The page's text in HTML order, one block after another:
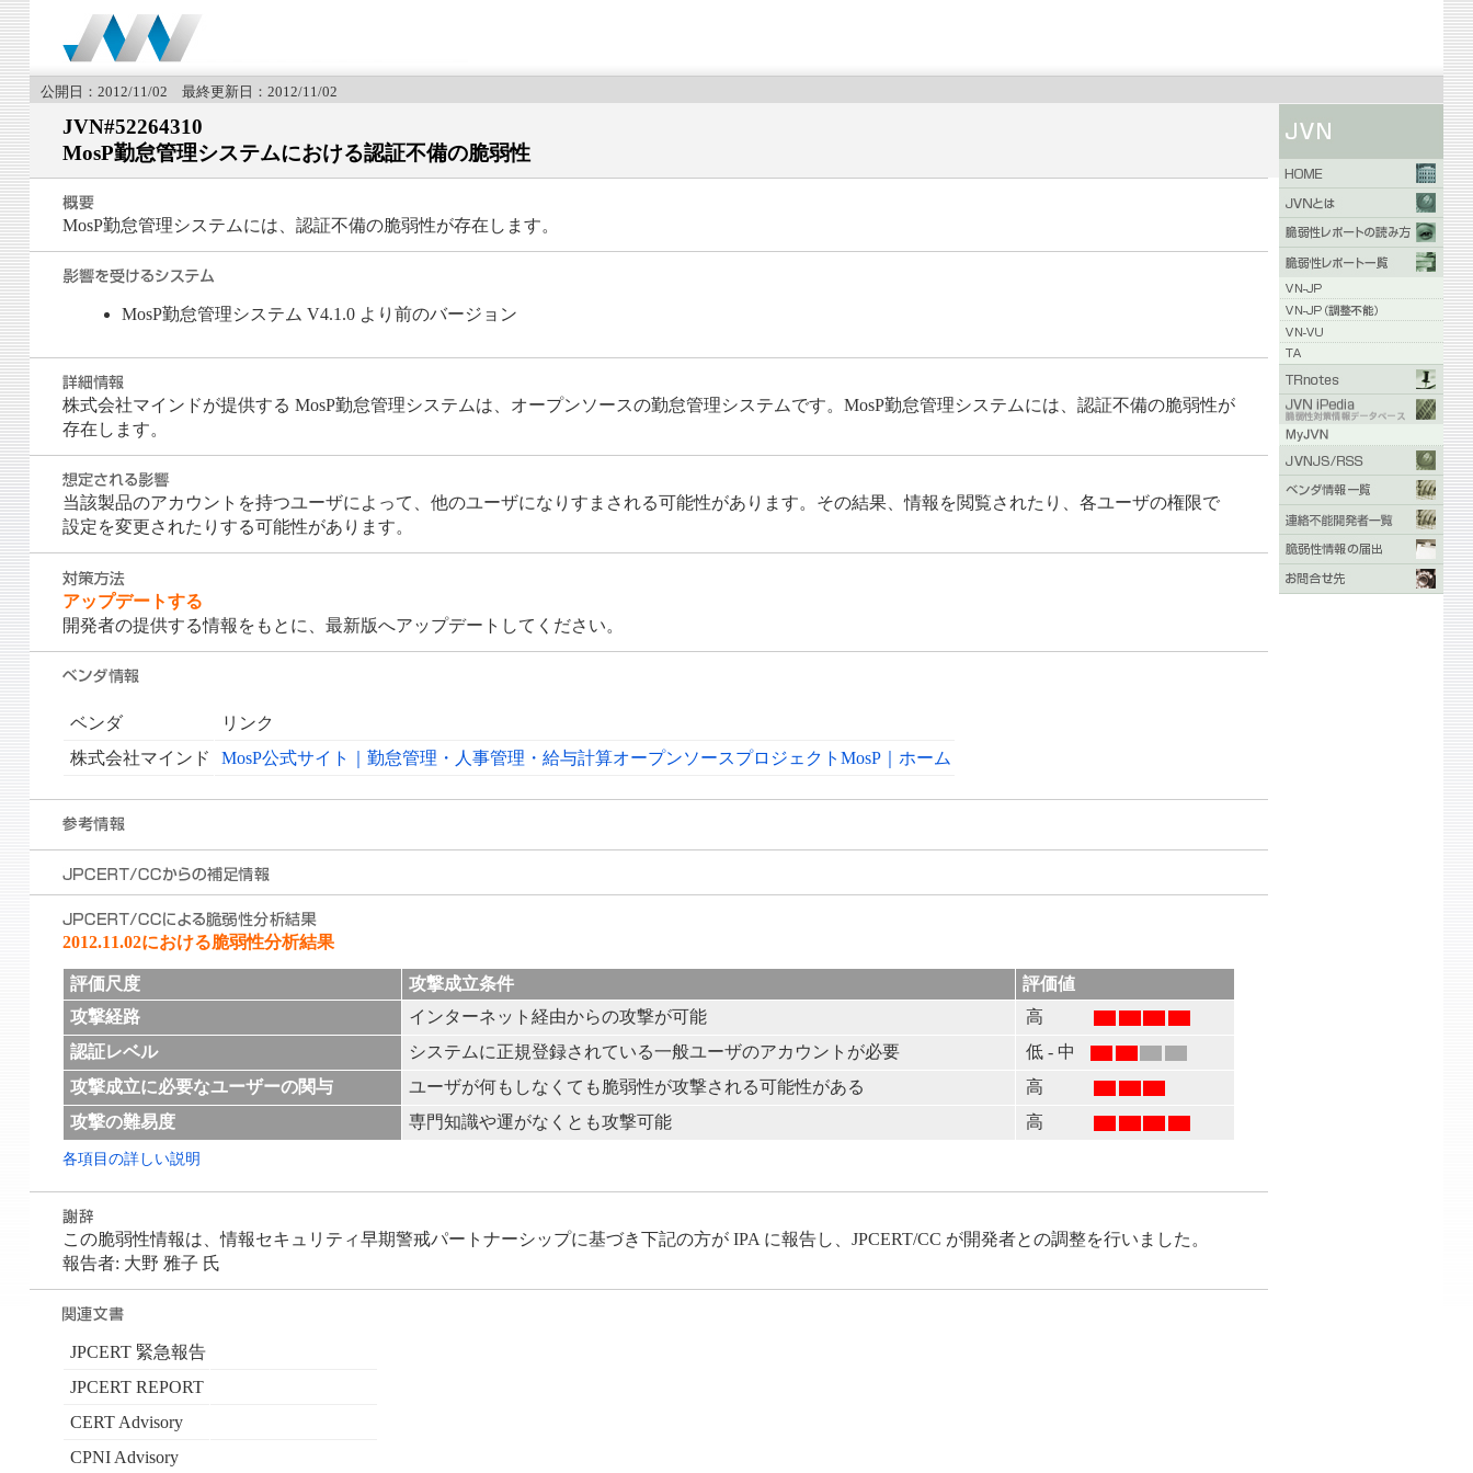
公開日：2012/11/02 最終更新日：2012/11/02
JVN#52264310
MosP勤怠管理システムにおける認証不備の脆弱性
MosP勤怠管理システムには、認証不備の脆弱性が存在します。
MosP勤怠管理システム V4.1.0 より前のバージョン
株式会社マインドが提供する MosP勤怠管理システムは、オープンソースの勤怠管理システムです。MosP勤怠管理システムには、認証不備の脆弱性が
存在します。
当該製品のアカウントを持つユーザによって、他のユーザになりすまされる可能性があります。その結果、情報を閲覧されたり、各ユーザの権限で
設定を変更されたりする可能性があります。
アップデートする
開発者の提供する情報をもとに、最新版へアップデートしてください。
ベンダ
リンク
株式会社マインド
MosP公式サイト｜勤怠管理・人事管理・給与計算オープンソースプロジェクトMosP｜ホーム
2012.11.02における脆弱性分析結果
評価尺度 攻撃成立条件
評価値
攻撃経路
インターネット経由からの攻撃が可能
高
認証レベル
システムに正規登録されている一般ユーザのアカウントが必要
低 - 中
攻撃成立に必要なユーザーの関与
ユーザが何もしなくても脆弱性が攻撃される可能性がある
高
攻撃の難易度
専門知識や運がなくとも攻撃可能 高
各項目の詳しい説明
この脆弱性情報は、情報セキュリティ早期警戒パートナーシップに基づき下記の方が IPA に報告し、JPCERT/CC が開発者との調整を行いました。
報告者: 大野 雅子 氏
JPCERT 緊急報告
JPCERT REPORT
CERT Advisory
CPNI Advisory